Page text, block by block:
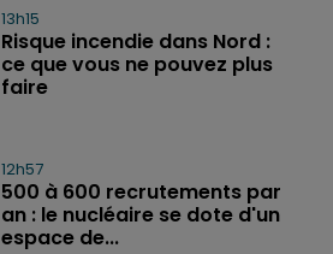
13h15
Risque incendie dans Nord :
ce que vous ne pouvez plus
faire
12h57
500 à 600 recrutements par
an : le nucléaire se dote d'un
espace de...